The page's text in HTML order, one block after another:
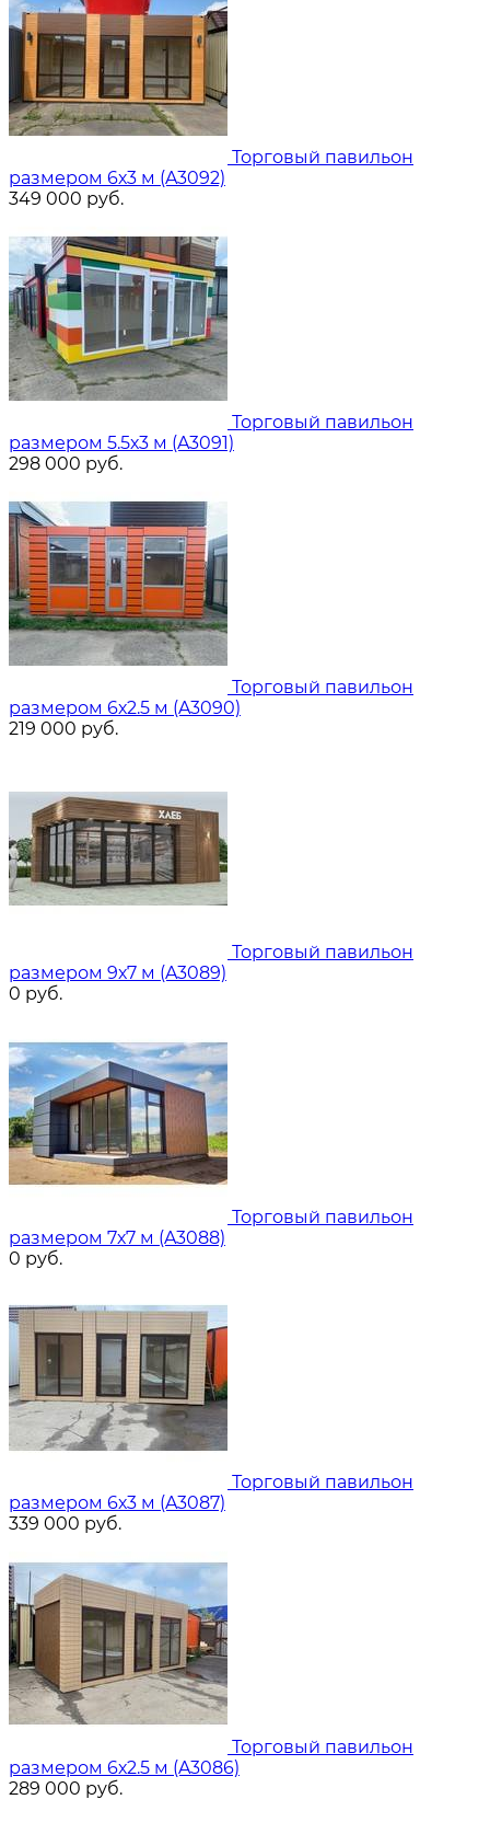
Торговый павильон
размером 6х3 м (A3092)
349 000 руб.
Торговый павильон
размером 5.5х3 м (A3091)
298 000 руб.
Торговый павильон
размером 6х2.5 м (A3090)
219 000 руб.
Торговый павильон
размером 9х7 м (A3089)
0 руб.
Торговый павильон
размером 7х7 м (A3088)
0 руб.
Торговый павильон
размером 6х3 м (A3087)
339 000 руб.
Торговый павильон
размером 6х2.5 м (A3086)
289 000 руб.